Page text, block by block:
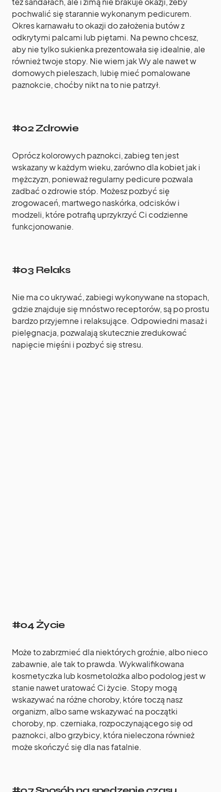
pochwalić się starannie wykonanym pedicurem.
Okres karnawału to okazji do założenia butów z
odkrytymi palcami lub piętami. Na pewno chcesz,
aby nie tylko sukienka prezentowała się idealnie, ale
również twoje stopy. Nie wiem jak Wy ale nawet w
domowych pieleszach, lubię mieć pomalowane
paznokcie, choćby nikt na to nie patrzył.
#02 Zdrowie
Oprócz kolorowych paznokci, zabieg ten jest
wskazany w każdym wieku, zarówno dla kobiet jak i
mężczyzn, ponieważ regularny pedicure pozwala
zadbać o zdrowie stóp. Możesz pozbyć się
zrogowaceń, martwego naskórka, odcisków i
modzeli, które potrafią uprzykrzyć Ci codzienne
funkcjonowanie.
#03 Relaks
Nie ma co ukrywać, zabiegi wykonywane na stopach,
gdzie znajduje się mnóstwo receptorów, są po prostu
bardzo przyjemne i relaksujące. Odpowiedni masaż i
pielęgnacja, pozwalają skutecznie zredukować
napięcie mięśni i pozbyć się stresu.
#04 Życie
Może to zabrzmieć dla niektórych groźnie, albo nieco
zabawnie, ale tak to prawda. Wykwalifikowana
kosmetyczka lub kosmetolożka albo podolog jest w
stanie nawet uratować Ci życie. Stopy mogą
wskazywać na różne choroby, które toczą nasz
organizm, albo same wskazywać na początki
choroby, np. czerniaka, rozpoczynającego się od
paznokci, albo grzybicy, która nieleczona również
może skończyć się dla nas fatalnie.